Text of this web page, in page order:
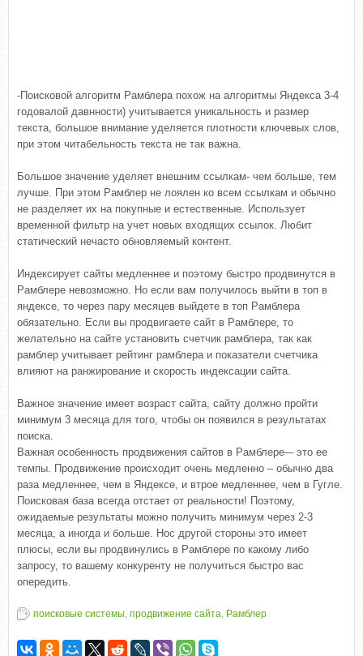
-Поисковой алгоритм Рамблера похож на алгоритмы Яндекса 3-4
годовалой давнности) учитывается уникальность и размер
текста, большое внимание уделяется плотности ключевых слов,
при этом читабельность текста не так важна.
Большое значение уделяет внешним ссылкам- чем больше, тем
лучше. При этом Рамблер не лоялен ко всем ссылкам и обычно
не разделяет их на покупные и естественные. Использует
временной фильтр на учет новых входящих ссылок. Любит
статический нечасто обновляемый контент.
Индексирует сайты медленнее и поэтому быстро продвинутся в
Рамблере невозможно. Но если вам получилось выйти в топ в
яндексе, то через пару месяцев выйдете в топ Рамблера
обязательно. Если вы продвигаете сайт в Рамблере, то
желательно на сайте установить счетчик рамблера, так как
рамблер учитывает рейтинг рамблера и показатели счетчика
влияют на ранжирование и скорость индексации сайта.
Важное значение имеет возраст сайта, сайту должно пройти
минимум 3 месяца для того, чтобы он появился в результатах
поиска.
Важная особенность продвижения сайтов в Рамблере-– это ее
темпы. Продвижение происходит очень медленно – обычно два
раза медленнее, чем в Яндексе, и втрое медленнее, чем в Гугле.
Поисковая база всегда отстает от реальности! Поэтому,
ожидаемые результаты можно получить минимум через 2-3
месяца, а иногда и больше. Нос другой стороны это имеет
плюсы, если вы продвинулись в Рамблере по какому либо
запросу, то вашему конкуренту не получиться быстро вас
опередить.
поисковые системы, продвижение сайта, Рамблер